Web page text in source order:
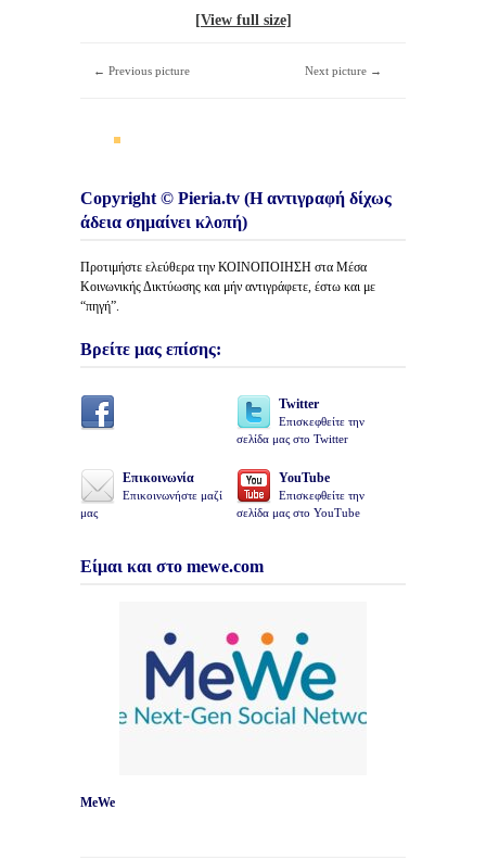
[View full size]
← Previous picture Next picture →
Copyright © Pieria.tv (Η αντιγραφή δίχως
άδεια σημαίνει κλοπή)
Προτιμήστε ελεύθερα την ΚΟΙΝΟΠΟΙΗΣΗ στα Μέσα
Κοινωνικής Δικτύωσης και μήν αντιγράφετε, έστω και με
“πηγή”.
Βρείτε μας επίσης:
Twitter
Επισκεφθείτε την
σελίδα μας στο Twitter
Επικοινωνία
Επικοινωνήστε μαζί
μας
YouTube
Επισκεφθείτε την
σελίδα μας στο YouTube
Είμαι και στο mewe.com
MeWe